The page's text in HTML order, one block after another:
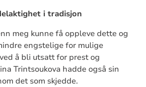
i tradisjon
meg kunne få oppleve dette og
engstelige for mulige
å bli utsatt for prest og
Trintsoukova hadde også sin
det som skjedde.